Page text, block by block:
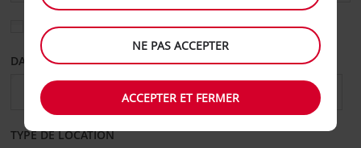
Sélectionnez une autre agence de retour
DATE DE DÉPART DATE DE RETOUR
TYPE DE LOCATION
NE PAS ACCEPTER
ACCEPTER ET FERMER